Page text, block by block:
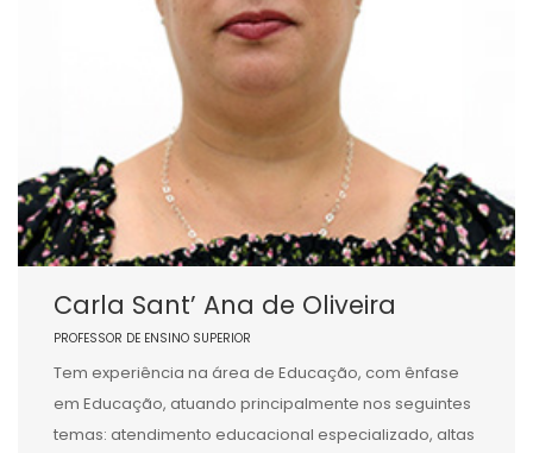
Carla Sant’ Ana de Oliveira
PROFESSOR DE ENSINO SUPERIOR
Tem experiência na área de Educação, com ênfase
em Educação, atuando principalmente nos seguintes
temas: atendimento educacional especializado, altas